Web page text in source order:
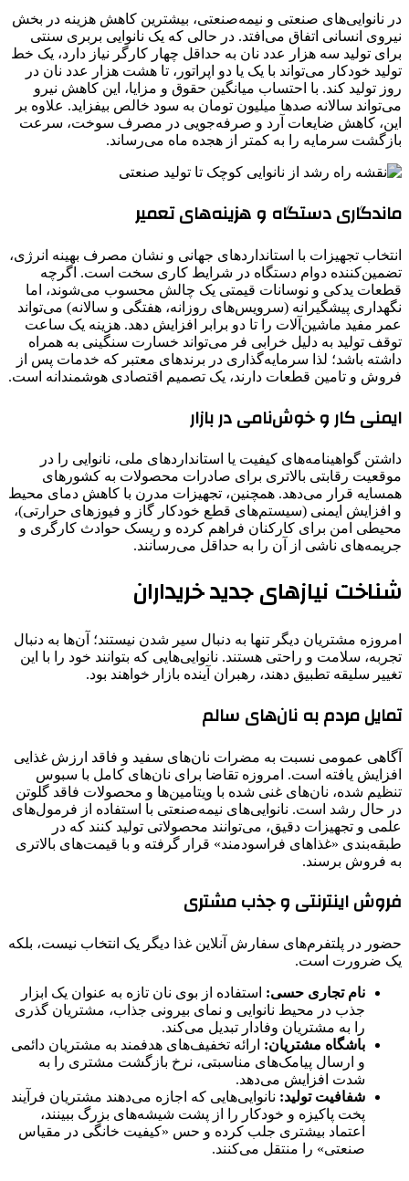
در نانوایی‌های صنعتی و نیمه‌صنعتی، بیشترین کاهش هزینه در بخش
نیروی انسانی اتفاق می‌افتد. در حالی که یک نانوایی بربری سنتی
برای تولید سه هزار عدد نان به حداقل چهار کارگر نیاز دارد، یک خط
تولید خودکار می‌تواند با یک یا دو اپراتور، تا هشت هزار عدد نان در
روز تولید کند. با احتساب میانگین حقوق و مزایا، این کاهش نیرو
می‌تواند سالانه صدها میلیون تومان به سود خالص بیفزاید. علاوه بر
این، کاهش ضایعات آرد و صرفه‌جویی در مصرف سوخت، سرعت
بازگشت سرمایه را به کمتر از هجده ماه می‌رساند.
ماندگاری دستگاه و هزینه‌های تعمیر
انتخاب تجهیزات با استانداردهای جهانی و نشان مصرف بهینه انرژی،
تضمین‌کننده دوام دستگاه در شرایط کاری سخت است. اگرچه
قطعات یدکی و نوسانات قیمتی یک چالش محسوب می‌شوند، اما
نگهداری پیشگیرانه (سرویس‌های روزانه، هفتگی و سالانه) می‌تواند
عمر مفید ماشین‌آلات را تا دو برابر افزایش دهد. هزینه یک ساعت
توقف تولید به دلیل خرابی فر می‌تواند خسارت سنگینی به همراه
داشته باشد؛ لذا سرمایه‌گذاری در برندهای معتبر که خدمات پس از
فروش و تامین قطعات دارند، یک تصمیم اقتصادی هوشمندانه است.
ایمنی کار و خوش‌نامی در بازار
داشتن گواهینامه‌های کیفیت یا استانداردهای ملی، نانوایی را در
موقعیت رقابتی بالاتری برای صادرات محصولات به کشورهای
همسایه قرار می‌دهد. همچنین، تجهیزات مدرن با کاهش دمای محیط
و افزایش ایمنی (سیستم‌های قطع خودکار گاز و فیوزهای حرارتی)،
محیطی امن برای کارکنان فراهم کرده و ریسک حوادث کارگری و
جریمه‌های ناشی از آن را به حداقل می‌رسانند.
شناخت نیازهای جدید خریداران
امروزه مشتریان دیگر تنها به دنبال سیر شدن نیستند؛ آن‌ها به دنبال
تجربه، سلامت و راحتی هستند. نانوایی‌هایی که بتوانند خود را با این
تغییر سلیقه تطبیق دهند، رهبران آینده بازار خواهند بود.
تمایل مردم به نان‌های سالم
آگاهی عمومی نسبت به مضرات نان‌های سفید و فاقد ارزش غذایی
افزایش یافته است. امروزه تقاضا برای نان‌های کامل با سبوس
تنظیم شده، نان‌های غنی شده با ویتامین‌ها و محصولات فاقد گلوتن
در حال رشد است. نانوایی‌های نیمه‌صنعتی با استفاده از فرمول‌های
علمی و تجهیزات دقیق، می‌توانند محصولاتی تولید کنند که در
طبقه‌بندی «غذاهای فراسودمند» قرار گرفته و با قیمت‌های بالاتری
به فروش برسند.
فروش اینترنتی و جذب مشتری
حضور در پلتفرم‌های سفارش آنلاین غذا دیگر یک انتخاب نیست، بلکه
یک ضرورت است.
نام تجاری حسی: استفاده از بوی نان تازه به عنوان یک ابزار
جذب در محیط نانوایی و نمای بیرونی جذاب، مشتریان گذری
را به مشتریان وفادار تبدیل می‌کند.
باشگاه مشتریان: ارائه تخفیف‌های هدفمند به مشتریان دائمی
و ارسال پیامک‌های مناسبتی، نرخ بازگشت مشتری را به
شدت افزایش می‌دهد.
شفافیت تولید: نانوایی‌هایی که اجازه می‌دهند مشتریان فرآیند
پخت پاکیزه و خودکار را از پشت شیشه‌های بزرگ ببینند،
اعتماد بیشتری جلب کرده و حس «کیفیت خانگی در مقیاس
صنعتی» را منتقل می‌کنند.